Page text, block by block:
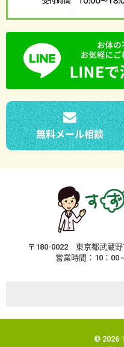
無料メール相談
〒180-0022 東京都武蔵
営業時間：10：00
© 2026